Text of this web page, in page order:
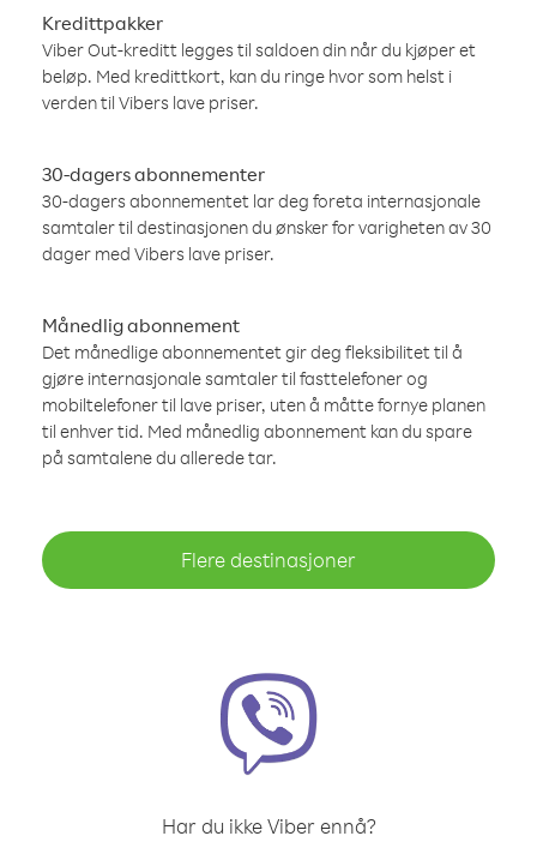
Kredittpakker
Viber Out-kreditt legges til saldoen din når du kjøper et
beløp. Med kredittkort, kan du ringe hvor som helst i
verden til Vibers lave priser.
30-dagers abonnementer
30-dagers abonnementet lar deg foreta internasjonale
samtaler til destinasjonen du ønsker for varigheten av 30
dager med Vibers lave priser.
Månedlig abonnement
Det månedlige abonnementet gir deg fleksibilitet til å
gjøre internasjonale samtaler til fasttelefoner og
mobiltelefoner til lave priser, uten å måtte fornye planen
til enhver tid. Med månedlig abonnement kan du spare
på samtalene du allerede tar.
Flere destinasjoner
Har du ikke Viber ennå?